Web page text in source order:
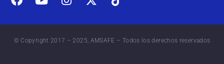
© Copyright 2017 – 2025, AMSAFE – Todos los derechos reservados